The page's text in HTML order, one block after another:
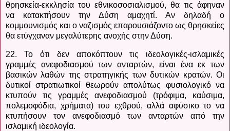
θρησκεία-εκκλησία του εθνικοσοσιαλισμού, θα τις άφηναν
να κατακτήσουν την Δύση αμαχητί. Αν δηλαδή ο
κομμουνισμός και ο ναζισμός επαρουσιάζοντο ως θρησκείες
θα ετύγχαναν μεγαλύτερης ανοχής στην Δύση.
22. Το ότι δεν αποκόπτουν τις ιδεολογικές-ισλαμικές
γραμμές ανεφοδιασμού των ανταρτών, είναι ένα εκ των
βασικών λαθών της στρατηγικής των δυτικών κρατών. Οι
δυτικοί στρατιωτικοί θεωρούν απολύτως φυσιολογικό να
κτυπούν τις γραμμές ανεφοδιασμού (τρόφιμα, καύσιμα,
πολεμοφόδια, χρήματα) του εχθρού, αλλά αφύσικο το να
κτυπήσουν τον ανεφοδιασμό των ανταρτών από την
ισλαμική ιδεολογία.